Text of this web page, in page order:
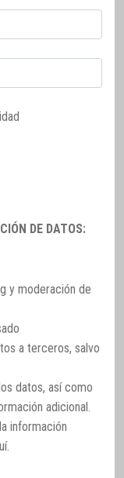
DE DATOS:
y moderación de
a terceros, salvo
datos, así como
adicional.
información
.